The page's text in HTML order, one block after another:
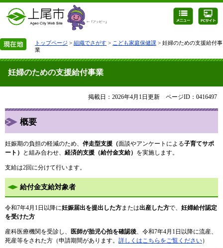
トップページ > 組織でさがす > こども家庭保健課 > 妊婦のための支援給付事
業
妊婦のための支援給付事業
掲載日：2026年4月1日更新 ページID：0416497
概要
妊娠期の負担の軽減のため、 伴走型支援（面談やアンケートによる子育てサポ
ート）
と組み合わせ、 経済的支援（給付金支給） を実施します。
支給は2回に分けて行います。
給付金支給対象者
令和7年4月1日以降に妊娠届出を提出した方または出産した方で、 妊婦給付認定
を受けた方
産科医療機関を受診し、 医師が胎児心拍を確認後 、令和7年4月1日以降に​流産、
死産等をされた方（申請期間があります。 詳しくはこちらをご覧ください）